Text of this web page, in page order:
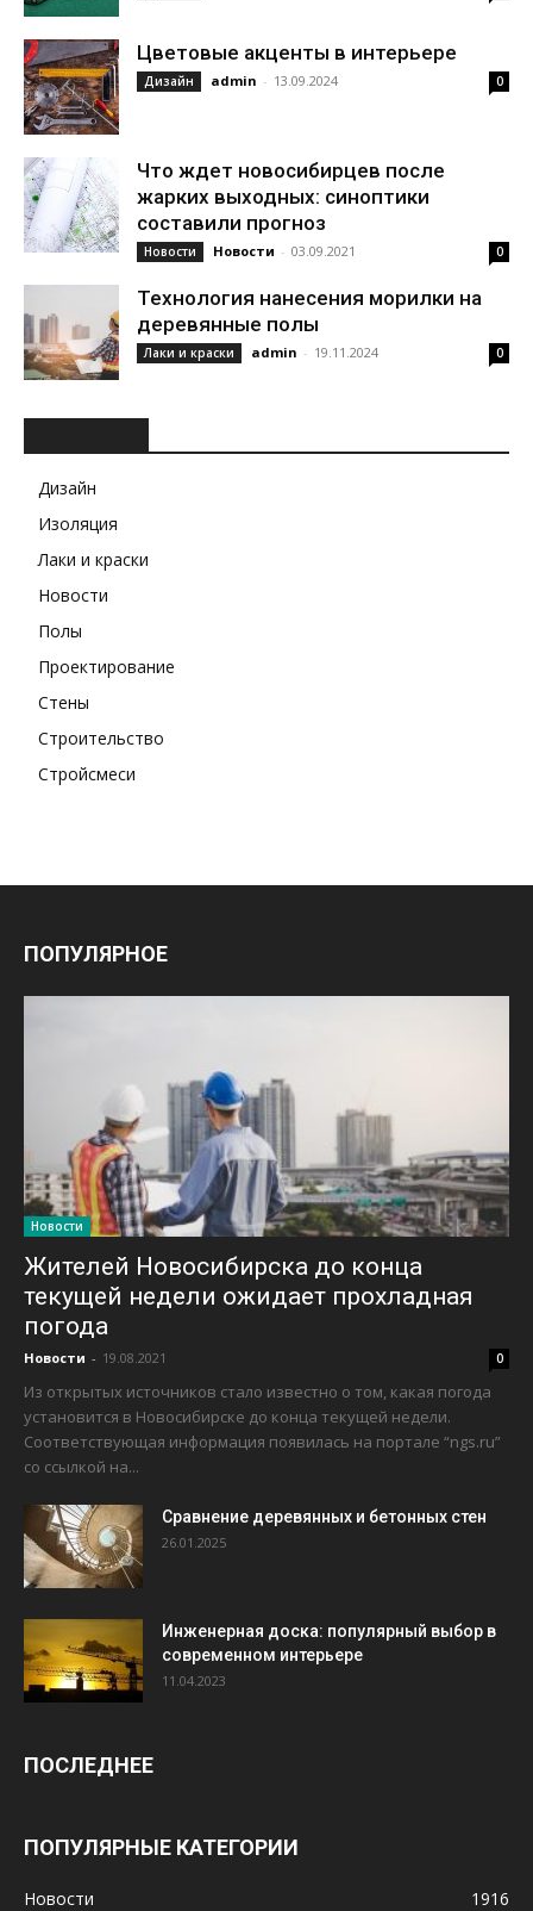
Цветовые акценты в интерьере
Дизайн admin - 13.09.2024 0
Что ждет новосибирцев после
жарких выходных: синоптики
составили прогноз
Новости Новости - 03.09.2021 0
Технология нанесения морилки на
деревянные полы
Лаки и краски admin - 19.11.2024 0
Дизайн
Изоляция
Лаки и краски
Новости
Полы
Проектирование
Стены
Строительство
Стройсмеси
ПОПУЛЯРНОЕ
Новости
Жителей Новосибирска до конца
текущей недели ожидает прохладная
погода
Новости - 19.08.2021 0
Из открытых источников стало известно о том, какая погода
установится в Новосибирске до конца текущей недели.
Соответствующая информация появилась на портале “ngs.ru”
со ссылкой на...
Сравнение деревянных и бетонных стен
26.01.2025
Инженерная доска: популярный выбор в
современном интерьере
11.04.2023
ПОСЛЕДНЕЕ
ПОПУЛЯРНЫЕ КАТЕГОРИИ
Новости 1916